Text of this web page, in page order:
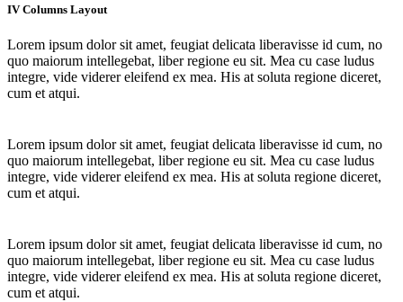
Columns
IV Columns Layout
Lorem ipsum dolor sit amet, feugiat delicata liberavisse id cum, no
quo maiorum intellegebat, liber regione eu sit. Mea cu case ludus
integre, vide viderer eleifend ex mea. His at soluta regione diceret,
cum et atqui.
Lorem ipsum dolor sit amet, feugiat delicata liberavisse id cum, no
quo maiorum intellegebat, liber regione eu sit. Mea cu case ludus
integre, vide viderer eleifend ex mea. His at soluta regione diceret,
cum et atqui.
Lorem ipsum dolor sit amet, feugiat delicata liberavisse id cum, no
quo maiorum intellegebat, liber regione eu sit. Mea cu case ludus
integre, vide viderer eleifend ex mea. His at soluta regione diceret,
cum et atqui.